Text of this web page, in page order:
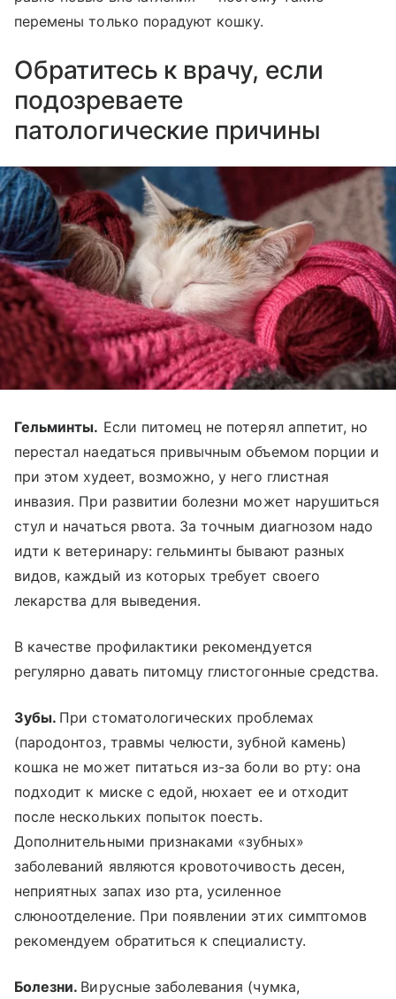
перемены только порадуют кошку.
Обратитесь к врачу, если
подозреваете
патологические причины
Гельминты. Если питомец не потерял аппетит, но
перестал наедаться привычным объемом порции и
при этом худеет, возможно, у него глистная
инвазия. При развитии болезни может нарушиться
стул и начаться рвота. За точным диагнозом надо
идти к ветеринару: гельминты бывают разных
видов, каждый из которых требует своего
лекарства для выведения.
В качестве профилактики рекомендуется
регулярно давать питомцу глистогонные средства.
Зубы. При стоматологических проблемах
(пародонтоз, травмы челюсти, зубной камень)
кошка не может питаться из-за боли во рту: она
подходит к миске с едой, нюхает ее и отходит
после нескольких попыток поесть.
Дополнительными признаками «зубных»
заболеваний являются кровоточивость десен,
неприятных запах изо рта, усиленное
слюноотделение. При появлении этих симптомов
рекомендуем обратиться к специалисту.
Болезни. Вирусные заболевания (чумка,